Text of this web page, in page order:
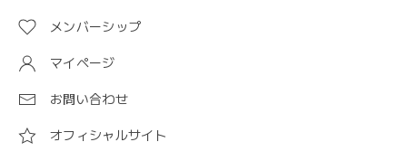
メンバーシップ
マイページ
お問い合わせ
オフィシャルサイト